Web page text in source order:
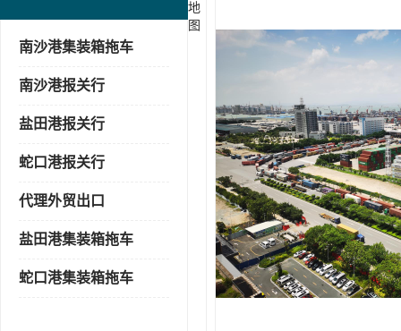
南沙港集装箱拖车
南沙港报关行
盐田港报关行
蛇口港报关行
代理外贸出口
盐田港集装箱拖车
蛇口港集装箱拖车
地
图